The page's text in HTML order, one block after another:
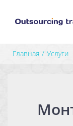
Главная Услуги